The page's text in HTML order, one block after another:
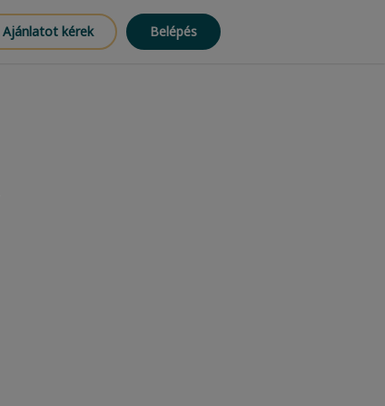
Ajánlatot kérek Belépés